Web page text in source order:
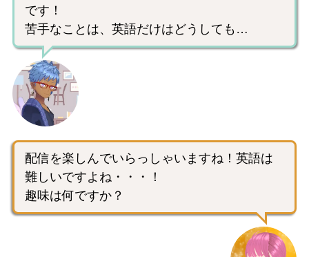
です！
苦手なことは、英語だけはどうしても…
配信を楽しんでいらっしゃいますね！英語は
難しいですよね・・・！
趣味は何ですか？